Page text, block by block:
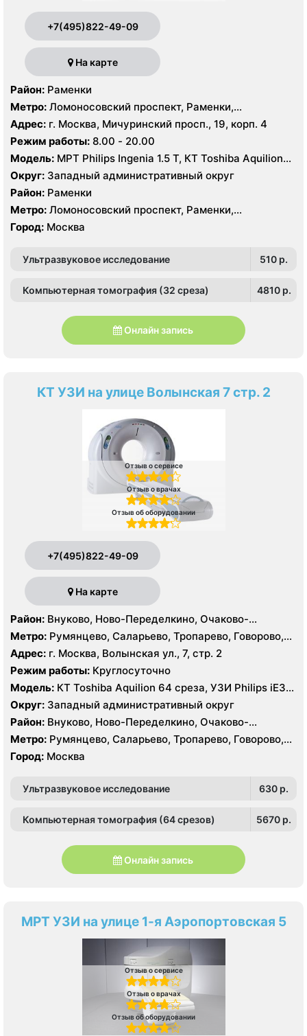
+7(495)822-49-09
На карте
Район: Раменки
Метро: Ломоносовский проспект, Раменки,
Мичуринский проспект
Адрес: г. Москва, Мичуринский просп., 19, корп. 4
Режим работы: 8.00 - 20.00
Модель: МРТ Philips Ingenia 1.5 T, КТ Toshiba Aquilion
32 среза, УЗИ GE Logiq-9, Philips iU22
Округ: Западный административный округ
Район: Раменки
Метро: Ломоносовский проспект, Раменки,
Мичуринский проспект
Город: Москва
Ультразвуковое исследование 510 p.
Компьютерная томография (32 среза) 4810 p.
Онлайн запись
КТ УЗИ на улице Волынская 7 стр. 2
Отзыв о сервисе
Отзыв о врачах
Отзыв об оборудовании
+7(495)822-49-09
На карте
Район: Внуково, Ново-Переделкино, Очаково-
Матвеевское, Проспект Вернадского, Солнцево,
Тропарёво-Никулино
Метро: Румянцево, Саларьево, Тропарево, Говорово,
Рассказовка, Солнцево, Филатов Луг, Боровское
шоссе
Адрес: г. Москва, Волынская ул., 7, стр. 2
Режим работы: Круглосуточно
Модель: КТ Toshiba Aquilion 64 среза, УЗИ Philips iE33,
GE Logiq P6, Medison MySono U5
Округ: Западный административный округ
Район: Внуково, Ново-Переделкино, Очаково-
Матвеевское, Проспект Вернадского, Солнцево,
Тропарёво-Никулино
Метро: Румянцево, Саларьево, Тропарево, Говорово,
Рассказовка, Солнцево, Филатов Луг, Боровское
шоссе
Город: Москва
Ультразвуковое исследование 630 p.
Компьютерная томография (64 срезов) 5670 p.
Онлайн запись
МРТ УЗИ на улице 1-я Аэропортовская 5
Отзыв о сервисе
Отзыв о врачах
Отзыв об оборудовании